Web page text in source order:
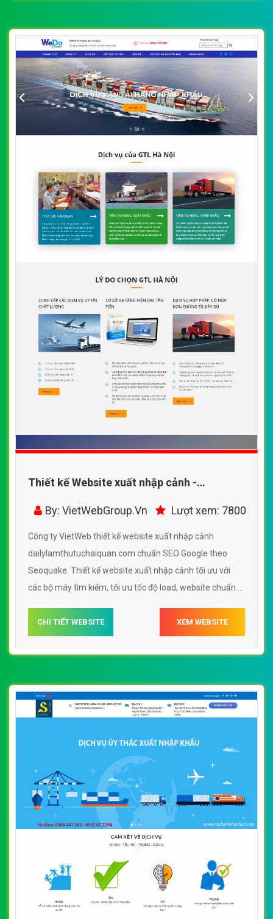
Thiết kế Website xuất nhập cảnh -
dailylamthutuchaiquan.com -
By: VietWebGroup.Vn Lượt xem: 7800
Công ty VietWeb thiết kế website xuất nhập cảnh
dailylamthutuchaiquan.com chuẩn SEO Google theo
Seoquake. Thiết kế website xuất nhập cảnh tối ưu với
các bộ máy tìm kiếm, tối ưu tốc độ load, website chuẩn UI
nhập cảnh dailylamthutuchaiquan.com
CHI TIẾT WEBSITE XEM WEBSITE